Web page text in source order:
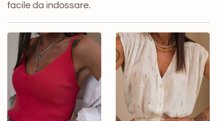
facile da indossare.